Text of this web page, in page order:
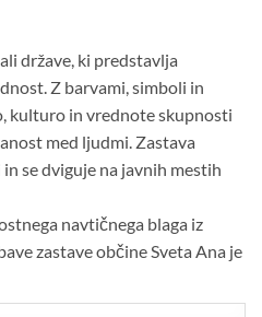
države, ki predstavlja
Z barvami, simboli in
kulturo in vrednote skupnosti
med ljudmi. Zastava
se dviguje na javnih mestih
navtičnega blaga iz
zastave občine Sveta Ana je